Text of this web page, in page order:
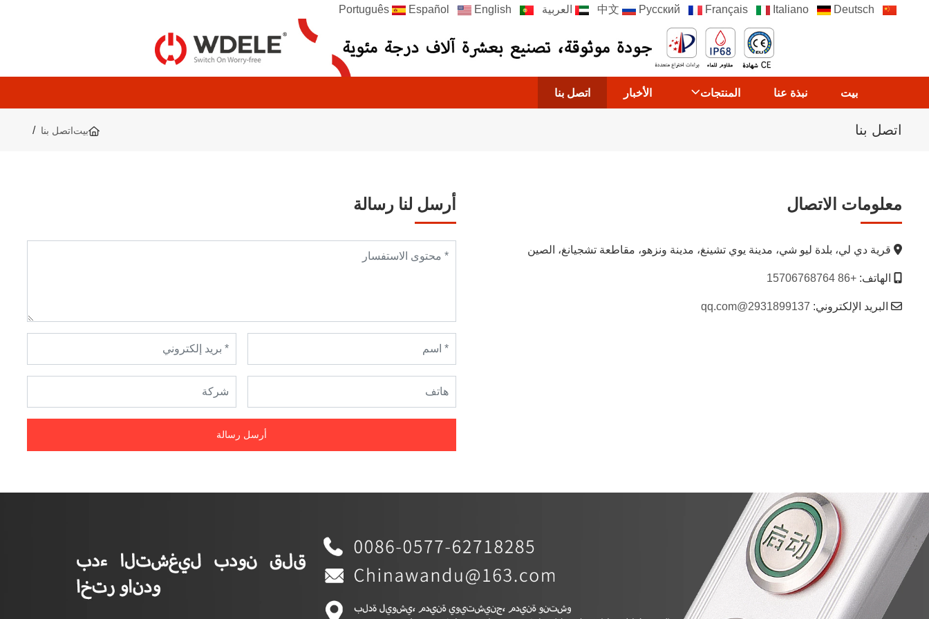
Русский Français Italiano Deutsch العربية Español English
بيت نبذة عنا المنتجات الأخبار اتصل بنا
اتصل بنا بيتاتصل بنا
معلومات الاتصال
قرية دي لي، بلدة ليو شي، مدينة يوي تشينغ، مدينة ونزهو، مقاطعة تشجيانغ، الصين
الهاتف: +86 15706768764
البريد الإلكتروني: 2931899137@qq.com
أرسل لنا رسالة
أرسل رسالة